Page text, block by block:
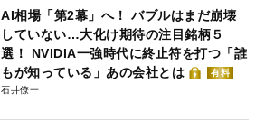
AI相場「第2幕」へ！ バブルはまだ崩壊
していない…大化け期待の注目銘柄５
選！ NVIDIA一強時代に終止符を打つ「誰
もが知っている」あの会社とは
有料
石井僚一